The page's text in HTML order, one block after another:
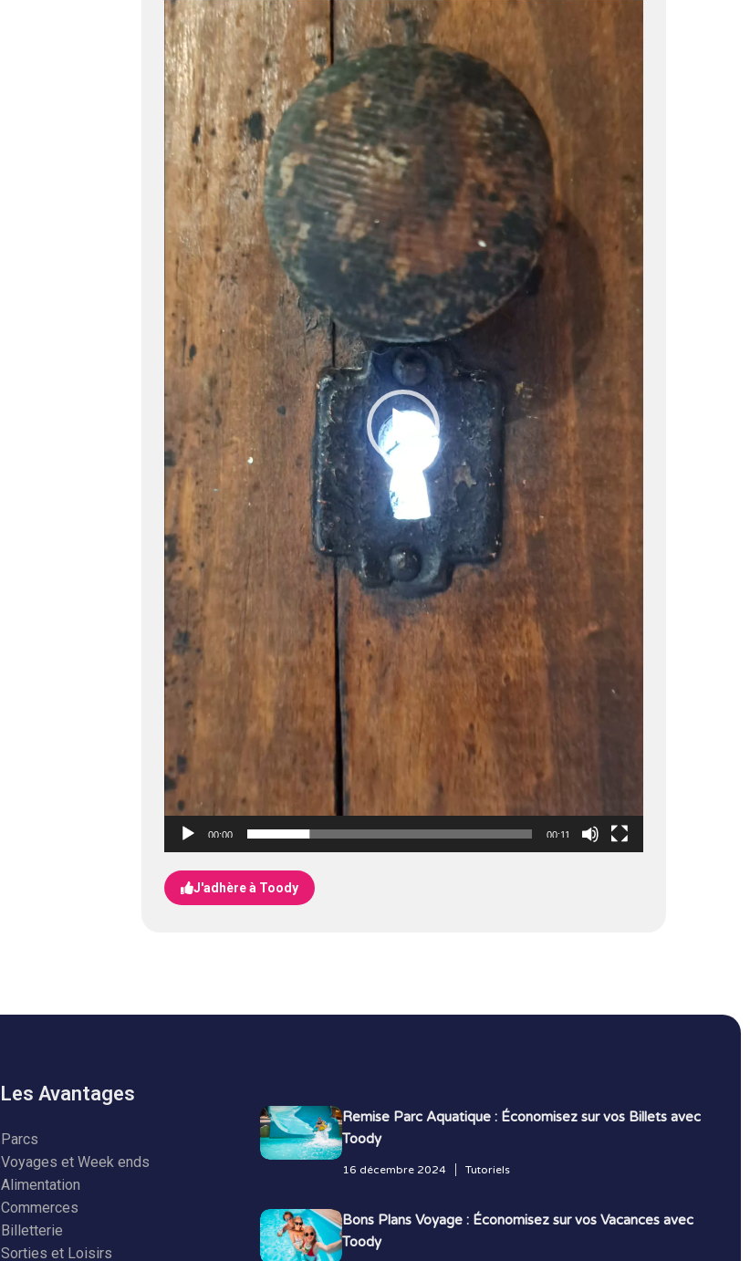
Lecteur
vidéo
00:00 00:11
J'adhère à Toody
Les Avantages
Parcs
Voyages et Week ends
Alimentation
Commerces
Billetterie
Sorties et Loisirs
Remise Parc Aquatique : Économisez sur vos Billets avec
Toody
16 décembre 2024 Tutoriels
Bons Plans Voyage : Économisez sur vos Vacances avec
Toody